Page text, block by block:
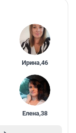
Ирина,46
Елена,38